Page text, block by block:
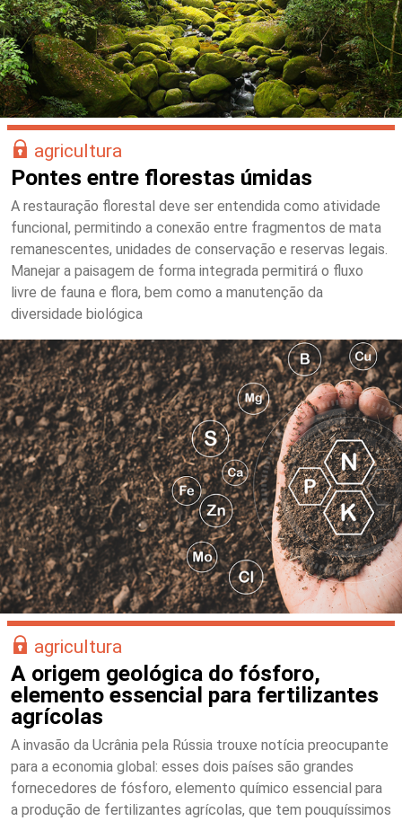
agricultura
Pontes entre florestas úmidas
A restauração florestal deve ser entendida como atividade
funcional, permitindo a conexão entre fragmentos de mata
remanescentes, unidades de conservação e reservas legais.
Manejar a paisagem de forma integrada permitirá o fluxo
livre de fauna e flora, bem como a manutenção da
diversidade biológica
agricultura
A origem geológica do fósforo,
elemento essencial para fertilizantes
agrícolas
A invasão da Ucrânia pela Rússia trouxe notícia preocupante
para a economia global: esses dois países são grandes
fornecedores de fósforo, elemento químico essencial para
a produção de fertilizantes agrícolas, que tem pouquíssimos